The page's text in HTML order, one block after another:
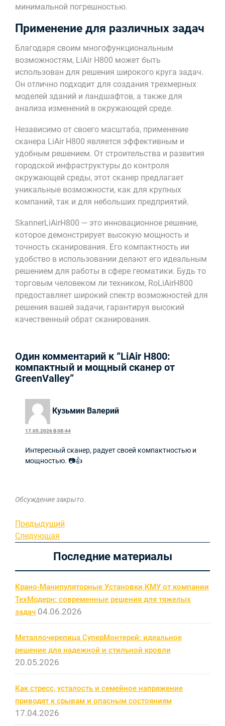
минимальной погрешностью.
Применение для различных задач
Благодаря своим многофункциональным
возможностям, LiAir H800 может быть
использован для решения широкого круга задач.
Он отлично подходит для создания трехмерных
моделей зданий и ландшафтов, а также для
анализа изменений в окружающей среде.
Независимо от своего масштаба, применение
сканера LiAir H800 является эффективным и
удобным решением. От строительства и развития
городской инфраструктуры до контроля
окружающей среды, этот сканер предлагает
уникальные возможности, как для крупных
компаний, так и для небольших предприятий.
SkannerLiAirH800 — это инновационное решение,
которое демонстрирует высокую мощность и
точность сканирования. Его компактность ии
удобство в использовании делают его идеальным
решением для работы в сфере геоматики. Будь то
торговым человеком ли техником, RoLiAirH800
предоставляет широкий спектр возможностей для
решения вашей задачи, гарантируя высокий
качественный обрат сканирования.
Один комментарий к “LiAir H800:
компактный и мощный сканер от
GreenValley”
Кузьмин Валерий
17.05.2026 В 08:44
Интересный сканер, радует своей компактностью и
мощностью. 📷👍
Обсуждение закрыто.
Навигация
по
записям
Предыдущая
запись
Предыдущий
Следующая
Следующая
Последние материалы
Крано-Манипуляторные Установки КМУ от компании
ТехМодерн: современные решения для тяжелых
задач 04.06.2026
Металлочерепица СуперМонтерей: идеальное
решение для надежной и стильной кровли
20.05.2026
Как стресс, усталость и семейное напряжение
приводят к срывам и опасным состояниям
17.04.2026